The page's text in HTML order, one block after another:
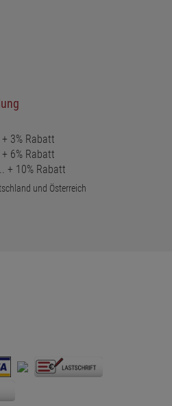
3% Rabatt
6% Rabatt
+ 10% Rabatt
und Österreich